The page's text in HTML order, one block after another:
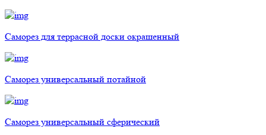
Саморез для террасной доски окрашенный
Саморез универсальный потайной
Саморез универсальный сферический